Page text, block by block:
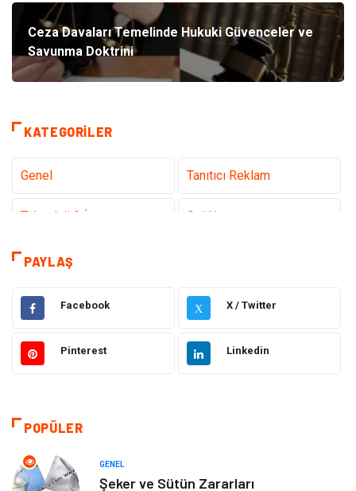
Ceza Davaları Temelinde Hukuki Güvenceler ve
Savunma Doktrini
KATEGORILER
Genel Tanıtıcı Reklam
Teknoloji & İnternet Sağlık
Hizmet
Hukuk Elektrik Elektronik
Güzellik & Bakım Moda
Giyim
Otomotiv
PAYLAŞ
Facebook X X / Twitter
Pinterest Linkedin
POPÜLER
GENEL
Şeker ve Sütün Zararları